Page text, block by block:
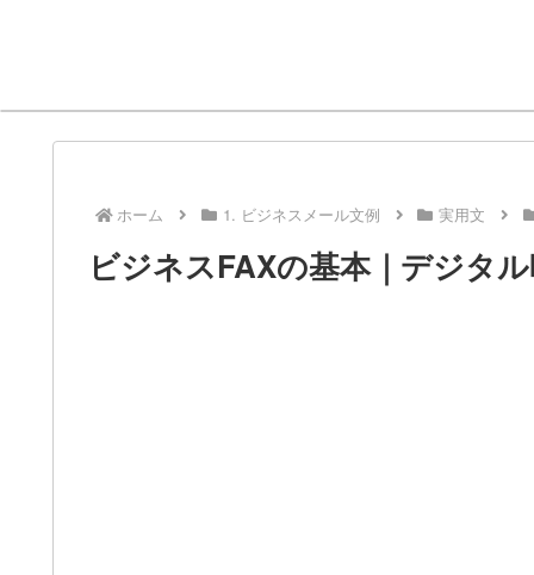
ホーム 1. ビジネスメール文例 実用文
ビジネスFAXの基本｜デジタ